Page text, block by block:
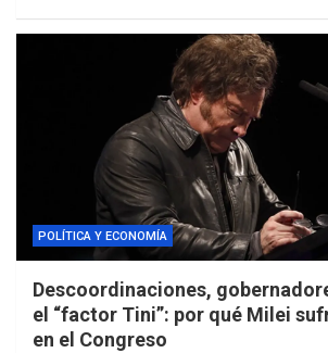
POLÍTICA Y ECONOMÍA
Descoordinaciones,
el “factor Tini”: por qué Milei
en el Congreso